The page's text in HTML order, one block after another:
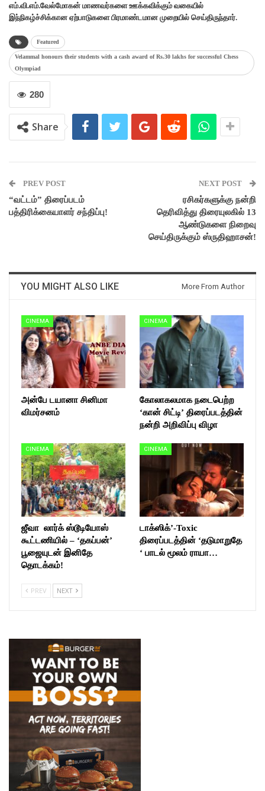
எம்.வி.எம்.வேல்மோகன் மாணவர்களை ஊக்கவிக்கும் வகையில்
இந்நிகழ்ச்சிக்கான ஏற்பாடுகளை பிரமாண்டமான முறையில் செய்திருந்தார்.
Featured
Velammal honours their students with a cash award of Rs.30 lakhs for successful Chess
Olympiad
280
Share
PREV POST
“வட்டம்” திரைப்படம்
பத்திரிக்கையாளர் சந்திப்பு!
NEXT POST
ரசிகர்களுக்கு நன்றி
தெரிவித்து திரையுலகில் 13
ஆண்டுகளை நிறைவு
செய்திருக்கும் ஸ்ருதிஹாசன்!
YOU MIGHT ALSO LIKE More From Author
CINEMA
அன்பே டயானா சினிமா
விமர்சனம்
CINEMA
கோலாகலமாக நடைபெற்ற
‘கான் சிட்டி’ திரைப்படத்தின்
நன்றி அறிவிப்பு விழா
CINEMA
ஜீவா லார்க் ஸ்டூடியோஸ்
கூட்டணியில் – ‘தகப்பன்’
பூஜையுடன் இனிதே
தொடக்கம்!
CINEMA
டாக்ஸிக்’-Toxic
திரைப்படத்தின் ‘தடுமாறுதே
‘ பாடல் மூலம் ராயா…
PREV NEXT